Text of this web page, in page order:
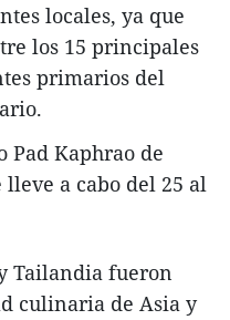
locales, ya que
los 15 principales
primarios del
Pad Kaphrao de
lleve a cabo del 25 al
Tailandia fueron
culinaria de Asia y